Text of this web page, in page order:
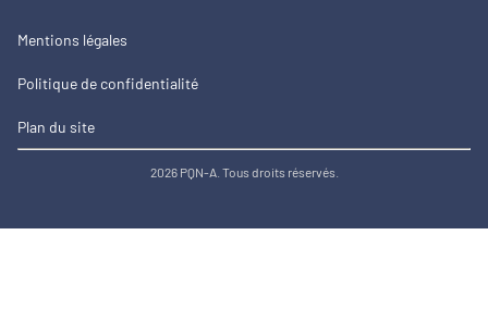
Mentions légales
Politique de confidentialité
Plan du site
2026 PQN-A. Tous droits réservés.